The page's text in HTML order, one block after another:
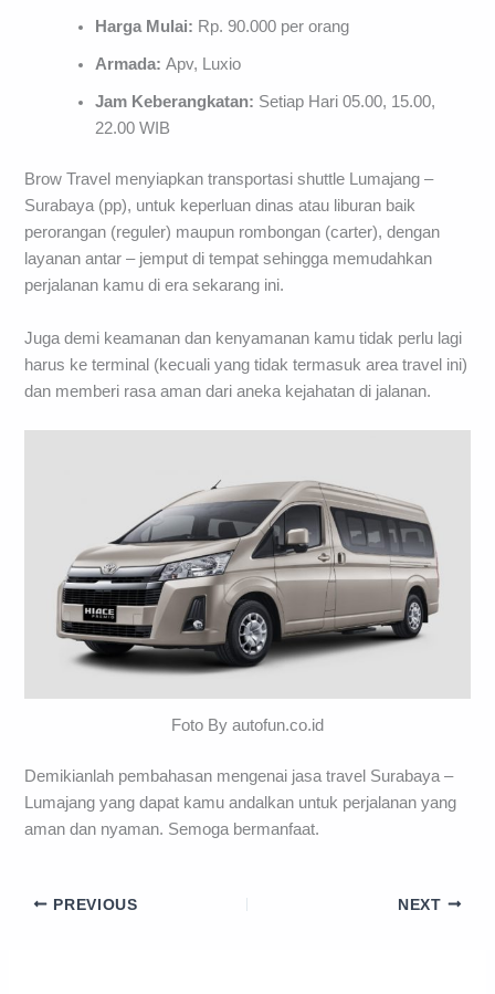
Harga Mulai: Rp. 90.000 per orang
Armada:Apv, Luxio
Jam Keberangkatan: Setiap Hari 05.00, 15.00,
22.00 WIB
Brow Travel menyiapkan transportasi shuttle Lumajang –
Surabaya (pp), untuk keperluan dinas atau liburan baik
perorangan (reguler) maupun rombongan (carter), dengan
layanan antar – jemput di tempat sehingga memudahkan
perjalanan kamu di era sekarang ini.
Juga demi keamanan dan kenyamanan kamu tidak perlu lagi
harus ke terminal (kecuali yang tidak termasuk area travel ini)
dan memberi rasa aman dari aneka kejahatan di jalanan.
Foto By autofun.co.id
Demikianlah pembahasan mengenai jasa travel Surabaya –
Lumajang yang dapat kamu andalkan untuk perjalanan yang
aman dan nyaman. Semoga bermanfaat.
PREVIOUS NEXT